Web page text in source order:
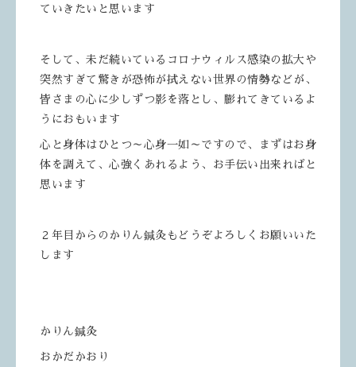
ていきたいと思います
そして、未だ続いているコロナウィルス感染の拡大や
突然すぎて驚きが恐怖が拭えない世界の情勢などが、
皆さまの心に少しずつ影を落とし、膨れてきているよ
うにおもいます
心と身体はひとつ～心身一如～ですので、まずはお身
体を調えて、心強くあれるよう、お手伝い出来ればと
思います
２年目からのかりん鍼灸もどうぞよろしくお願いいた
します
かりん鍼灸
おかだかおり